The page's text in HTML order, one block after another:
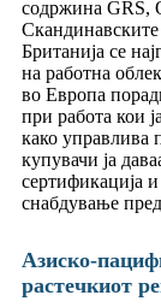
содржина GRS,
Британија се
на работна
во Европа
при работа кои
како управлива
купувачи ја
сертификација
снабдување
Азиско-
растечкиот